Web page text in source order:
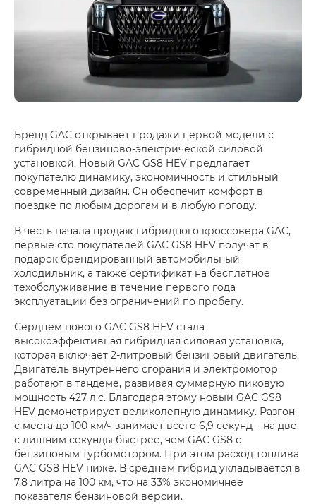
Бренд GAC открывает продажи первой модели с
гибридной бензиново-электрической силовой
установкой. Новый GAC GS8 HEV предлагает
покупателю динамику, экономичность и стильный
современный дизайн. Он обеспечит комфорт в
поездке по любым дорогам и в любую погоду.
В честь начала продаж гибридного кроссовера GAC,
первые сто покупателей GAC GS8 HEV получат в
подарок брендированный автомобильный
холодильник, а также сертификат на бесплатное
техобслуживание в течение первого года
эксплуатации без ограничений по пробегу.
Сердцем нового GAC GS8 HEV стала
высокоэффективная гибридная силовая установка,
которая включает 2-литровый бензиновый двигатель.
Двигатель внутреннего сгорания и электромотор
работают в тандеме, развивая суммарную пиковую
мощность 427 л.с. Благодаря этому новый GAC GS8
HEV демонстрирует великолепную динамику. Разгон
с места до 100 км/ч занимает всего 6,9 секунд – на две
с лишним секунды быстрее, чем GAC GS8 с
бензиновым турбомотором. При этом расход топлива
GAC GS8 HEV ниже. В среднем гибрид укладывается в
7,8 литра на 100 км, что на 33% экономичнее
показателя бензиновой версии.